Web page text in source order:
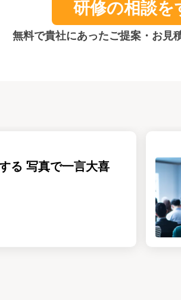
研修の相談を
無料で貴社にあったご提案・お見
る 写真で⼀⾔⼤喜